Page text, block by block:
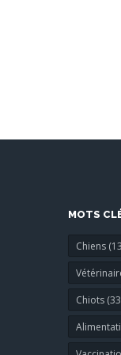
MOTS
Chiens
Chiots